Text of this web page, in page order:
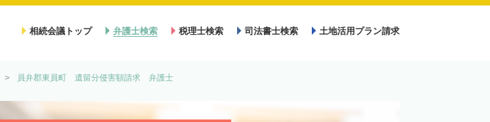
相続会議トップ 弁護士検索 税理士検索 司法書士検索 土地活用プラン請求
員弁郡東員町 遺留分侵害額請求 弁護士